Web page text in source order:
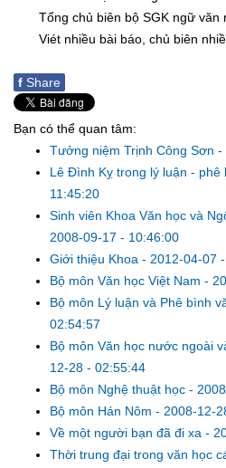
Tổng chủ biên bộ SGK ngữ văn
Viét nhiều bài báo, chủ biên
f Share
Bạn có thể quan tâm:
Tưởng niệm Trịnh Công Sơn -
Lê Đình Kỵ trong lý luận - phê
11:45:20
Sinh viên Khoa Văn học và
2008-09-17 - 10:46:00
Giới thiệu Khoa - 2012-04-07
Bộ môn Văn học Việt Nam -
Bộ môn Lý luận và Phê bình
02:54:57
Bộ môn Văn học nước ngoài
12-28 - 02:55:44
Bộ môn Nghệ thuật học -
Bộ môn Hán Nôm - 2008-12-
Về một người bạn đã đi xa -
Thời trung đại trong văn học